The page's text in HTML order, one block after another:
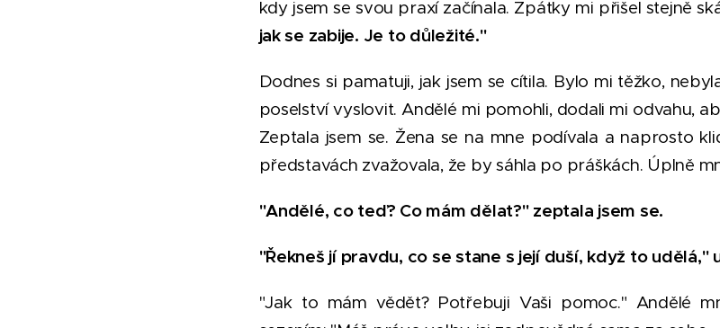
kdy jsem se svou praxí začínala. Zpátky mi přišel stejně
jak se zabije. Je to důležité."
Dodnes si pamatuji, jak jsem se cítila. Bylo mi těžko,
poselství vyslovit. Andělé mi pomohli, dodali mi odvahu,
Zeptala jsem se. Žena se na mne podívala a naprosto
představách zvažovala, že by sáhla po práškách. Úplně
"Andělé, co teď? Co mám dělat?" zeptala jsem se.
"Řekneš jí pravdu, co se stane s její duší, když to udělá,"
"Jak to mám vědět? Potřebuji Vaši pomoc." Andělé